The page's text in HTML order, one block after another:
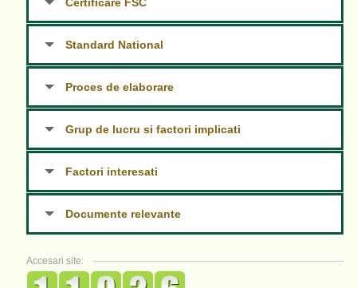
Standard National
Proces de elaborare
Grup de lucru si factori implicati
Factori interesati
Documente relevante
Accesari site: